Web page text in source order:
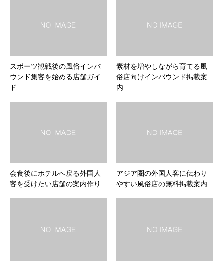
スポーツ観戦後の風俗インバ
ウンド集客を始める店舗ガイ
ド
素材を増やしながら育てる風
俗店向けインバウンド掲載案
内
会食後にホテルへ戻る外国人
客を受けたい店舗の案内作り
アジア圏の外国人客に伝わり
やすい風俗店の無料掲載案内